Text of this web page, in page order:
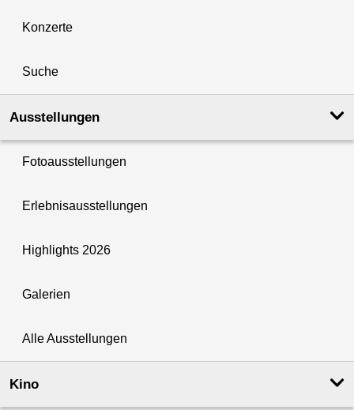
Konzerte
Suche
Ausstellungen
Fotoausstellungen
Erlebnisausstellungen
Highlights 2026
Galerien
Alle Ausstellungen
Kino